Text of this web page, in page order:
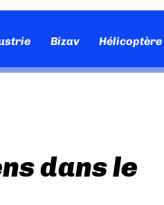
Bizav Hélicoptère
dans le